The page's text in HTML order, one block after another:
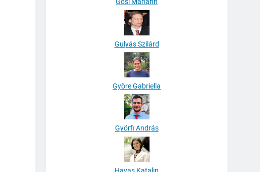
Gulyás Szilárd
Györe Gabriella
Györfi András
Havas Katalin